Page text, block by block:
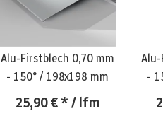
Alu-Firstblech 0,70 mm
- 150° / 198x198 mm
25,90 €* / lfm
-